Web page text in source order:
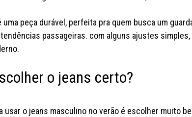
uma peça durável, perfeita pra quem busca um
passageiras. com alguns ajustes
o jeans certo?
usar o jeans masculino no verão é escolher muito